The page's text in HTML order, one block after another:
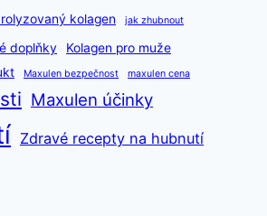
kolagen jak zhubnout
doplňky
Kolagen pro muže
Maxulen bezpečnost maxulen cena
Maxulen účinky
Zdravé recepty na hubnutí